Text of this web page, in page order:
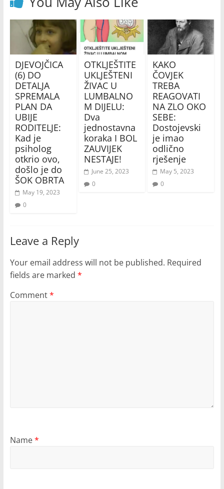
DJEVOJČICA
(6) DO
DETALJA
SPREMALA
PLAN DA
UBIJE
RODITELJE:
Kad je
psiholog
otkrio ovo,
došlo je do
ŠOK OBRTA
May 19, 2023
0
OTKLJEŠTITE
UKLJEŠTENI
ŽIVAC U
LUMBALNO
M DIJELU:
Dva
jednostavna
koraka I BOL
ZAUVIJEK
NESTAJE!
June 25, 2023
0
KAKO
ČOVJEK
TREBA
REAGOVATI
NA ZLO OKO
SEBE:
Dostojevski
je imao
odlično
rješenje
May 5, 2023
0
Leave a Reply
Your email address will not be published. Required
fields are marked *
Comment*
Name*